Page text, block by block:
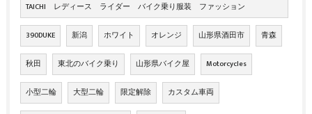
TAICHI レディース ライダー バイク乗り服装 ファッション
390DUKE 新潟 ホワイト オレンジ 山形県酒田市 青森
秋田 東北のバイク乗り 山形県バイク屋 Motorcycles
小型二輪 大型二輪 限定解除 カスタム車両